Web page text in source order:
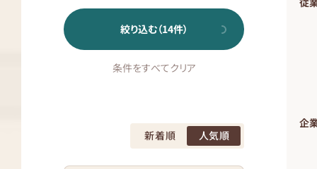
絞り込む（14件）
条件をすべてクリア
新着順 人気順
企